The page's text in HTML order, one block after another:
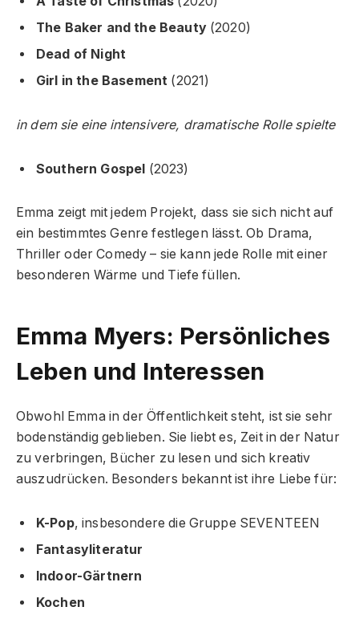
The Baker and the Beauty(2020)
Dead of Night
Girl in the Basement (2021)
in dem sie eine intensivere, dramatische Rolle spielte
Southern Gospel (2023)
Emma zeigt mit jedem Projekt, dass sie sich nicht auf
ein bestimmtes Genre festlegen lässt. Ob Drama,
Thriller oder Comedy – sie kann jede Rolle mit einer
besonderen Wärme und Tiefe füllen.
Emma Myers: Persönliches
Leben und Interessen
Obwohl Emma in der Öffentlichkeit steht, ist sie sehr
bodenständig geblieben. Sie liebt es, Zeit in der Natur
zu verbringen, Bücher zu lesen und sich kreativ
auszudrücken. Besonders bekannt ist ihre Liebe für:
K-Pop, insbesondere die Gruppe SEVENTEEN
Fantasyliteratur
Indoor-Gärtnern
Kochen